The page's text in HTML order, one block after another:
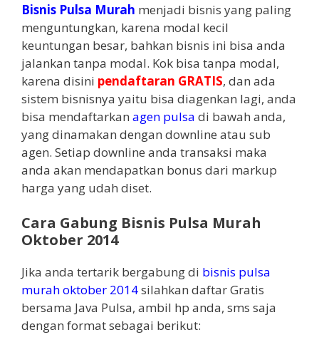
Bisnis Pulsa Murah menjadi bisnis yang paling
menguntungkan, karena modal kecil
keuntungan besar, bahkan bisnis ini bisa anda
jalankan tanpa modal. Kok bisa tanpa modal,
karena disini pendaftaran GRATIS, dan ada
sistem bisnisnya yaitu bisa diagenkan lagi, anda
bisa mendaftarkan agen pulsa di bawah anda,
yang dinamakan dengan downline atau sub
agen. Setiap downline anda transaksi maka
anda akan mendapatkan bonus dari markup
harga yang udah diset.
Cara Gabung Bisnis Pulsa Murah
Oktober 2014
Jika anda tertarik bergabung di bisnis pulsa
murah oktober 2014silahkan daftar Gratis
bersama Java Pulsa, ambil hp anda, sms saja
dengan format sebagai berikut: